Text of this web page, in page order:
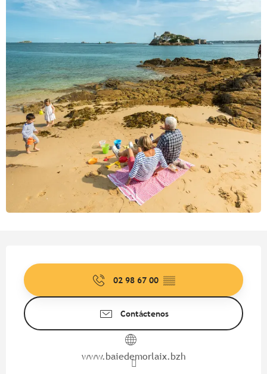
02 98 67 00 ▒▒
Contáctenos
www.baiedemorlaix.bzh